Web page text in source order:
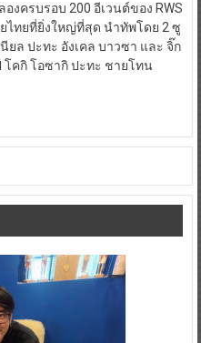
องครบรอบ 200 อีเวนต์ของ RWS
ไทยที่ยิ่งใหญ่ที่สุด นำทัพโดย 2 ซู
ยล ปะทะ อังเคล บาวซา และ จิ๊ก
คกิ โอซากิ ปะทะ ชายโทน